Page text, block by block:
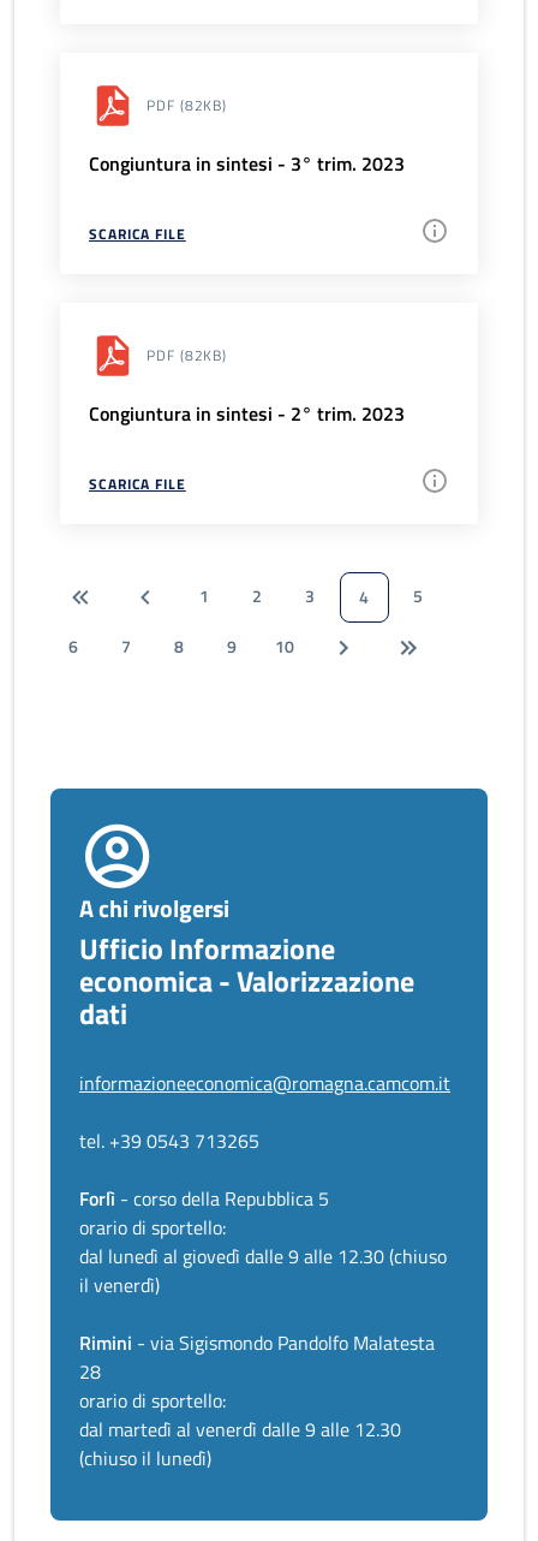
PDF (82KB)
Congiuntura in sintesi - 3° trim. 2023
SCARICA FILE
PDF (82KB)
Congiuntura in sintesi - 2° trim. 2023
SCARICA FILE
1 2 3 4
5
6
7 8 9 10
A chi rivolgersi
Ufficio Informazione
economica - Valorizzazione
dati
informazioneeconomica@romagna.camcom.it
tel. +39 0543 713265
Forlì - corso della Repubblica 5
orario di sportello:
dal lunedì al giovedì dalle 9 alle 12.30 (chiuso
il venerdì)
Rimini - via Sigismondo Pandolfo Malatesta
28
orario di sportello:
dal martedì al venerdì dalle 9 alle 12.30
(chiuso il lunedì)